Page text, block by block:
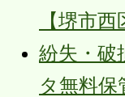
【堺市
紛失・破
タ無料保